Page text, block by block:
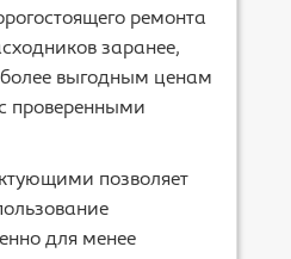
ремонта
заранее,
более выгодным ценам
проверенными
позволяет
для менее